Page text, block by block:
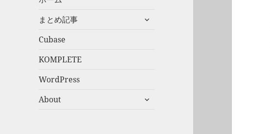
まとめ記事
サ
Cubase
KOMPLETE
WordPress
About
サ